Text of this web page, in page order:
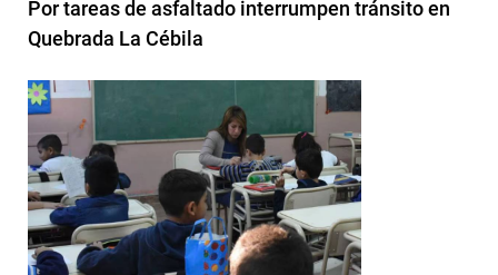
Por tareas de asfaltado interrumpen tránsito en
Quebrada La Cébila